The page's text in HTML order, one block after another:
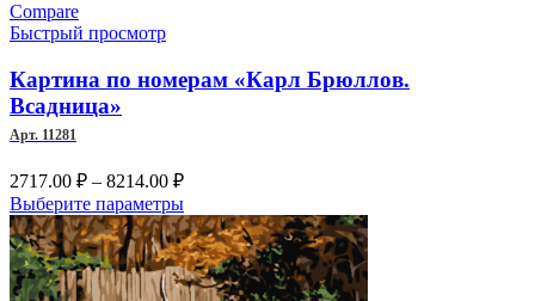
Опции
можно
товара.
Compare
Быстрый просмотр
Картина по номерам «Карл Брюллов.
Всадница»
Арт. 11281
2717.00 ₽ – 8214.00 ₽Диапазон
цен:
2717.00 ₽
–
8214.00 ₽
Выберите параметрыЭтот
товар
имеет
несколько
вариаций.